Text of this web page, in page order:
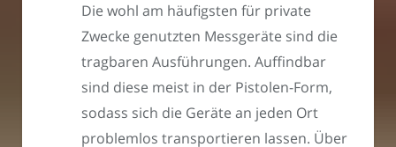
Die wohl am häufigsten für private
Zwecke genutzten Messgeräte sind die
tragbaren Ausführungen. Auffindbar
sind diese meist in der Pistolen-Form,
sodass sich die Geräte an jeden Ort
problemlos transportieren lassen. Über